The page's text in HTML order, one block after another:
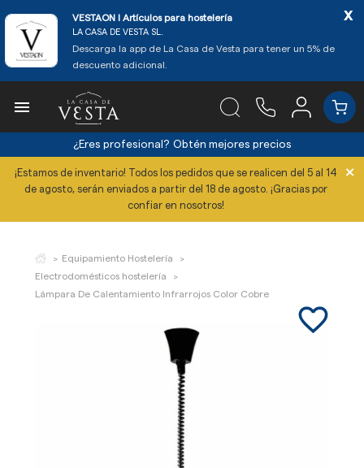
VESTAON l Artículos para hostelería
LA CASA DE VESTA SL.
Descarga la app de La Casa de Vesta para tener un 5% de
descuento adicional.
x

¿Eres profesional? Obtén mejores precios
¡Estamos de inventario! Todos los pedidos que se realicen del 5 al 14
de agosto, serán enviados a partir del 18 de agosto. ¡Gracias por
confiar en nosotros!
×
Equipamiento Hostelería
Electrodomésticos hostelería
Lámpara De Calentamiento Infrarrojos Color Cobre
favorite_border